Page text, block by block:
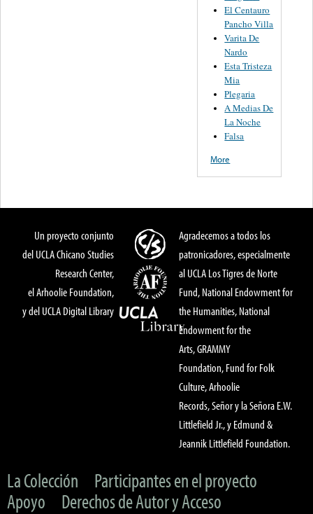
El Centauro
Pancho Villa
Varita De
Nardo
Esta Tristeza
Mia
Plegaria
A Medias De
La Noche
Falsa
More
Un proyecto conjunto
del UCLA Chicano Studies
Research Center,
el Arhoolie Foundation,
y del UCLA Digital Library
Agradecemos a todos los
patronicadores, especialmente
al UCLA Los Tigres de Norte
Fund, National Endowment for
the Humanities, National
Endowment for the
Arts, GRAMMY
Foundation, Fund for Folk
Culture, Arhoolie
Records, Señor y la Señora E.W.
Littlefield Jr., y Edmund &
Jeannik Littlefield Foundation.
La Colección
Participantes en el proyecto
Apoyo
Derechos de Autor y Acceso